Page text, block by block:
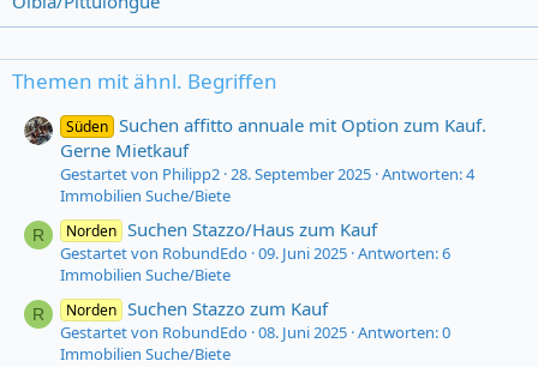
Themen mit ähnl. Begriffen
Süden Suchen affitto annuale mit Option zum Kauf.
Gerne Mietkauf
Gestartet von Philipp2 28. September 2025 Antworten: 4
Immobilien Suche/Biete
R Norden Suchen Stazzo/Haus zum Kauf
Gestartet von RobundEdo 09. Juni 2025 Antworten: 6
Immobilien Suche/Biete
R Norden Suchen Stazzo zum Kauf
Gestartet von RobundEdo 08. Juni 2025 Antworten: 0
Immobilien Suche/Biete